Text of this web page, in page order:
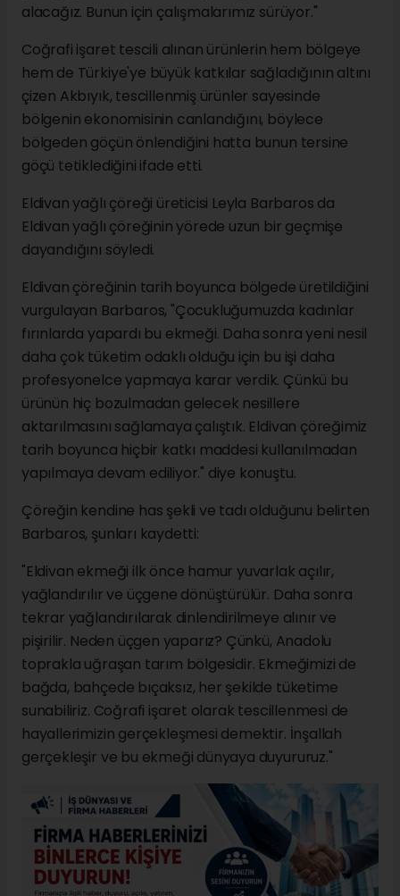
alacağız. Bunun için çalışmalarımız sürüyor."
Coğrafi işaret tescili alınan ürünlerin hem bölgeye
hem de Türkiye'ye büyük katkılar sağladığının altını
çizen Akbıyık, tescillenmiş ürünler sayesinde
bölgenin ekonomisinin canlandığını, böylece
bölgeden göçün önlendiğini hatta bunun tersine
göçü tetiklediğini ifade etti.
Eldivan yağlı çöreği üreticisi Leyla Barbaros da
Eldivan yağlı çöreğinin yörede uzun bir geçmişe
dayandığını söyledi.
Eldivan çöreğinin tarih boyunca bölgede üretildiğini
vurgulayan Barbaros, "Çocukluğumuzda kadınlar
fırınlarda yapardı bu ekmeği. Daha sonra yeni nesil
daha çok tüketim odaklı olduğu için bu işi daha
profesyonelce yapmaya karar verdik. Çünkü bu
ürünün hiç bozulmadan gelecek nesillere
aktarılmasını sağlamaya çalıştık. Eldivan çöreğimiz
tarih boyunca hiçbir katkı maddesi kullanılmadan
yapılmaya devam ediliyor." diye konuştu.
Çöreğin kendine has şekli ve tadı olduğunu belirten
Barbaros, şunları kaydetti:
"Eldivan ekmeği ilk önce hamur yuvarlak açılır,
yağlandırılır ve üçgene dönüştürülür. Daha sonra
tekrar yağlandırılarak dinlendirilmeye alınır ve
pişirilir. Neden üçgen yaparız? Çünkü, Anadolu
toprakla uğraşan tarım bölgesidir. Ekmeğimizi de
bağda, bahçede bıçaksız, her şekilde tüketime
sunabiliriz. Coğrafi işaret olarak tescillenmesi de
hayallerimizin gerçekleşmesi demektir. İnşallah
gerçekleşir ve bu ekmeği dünyaya duyururuz."